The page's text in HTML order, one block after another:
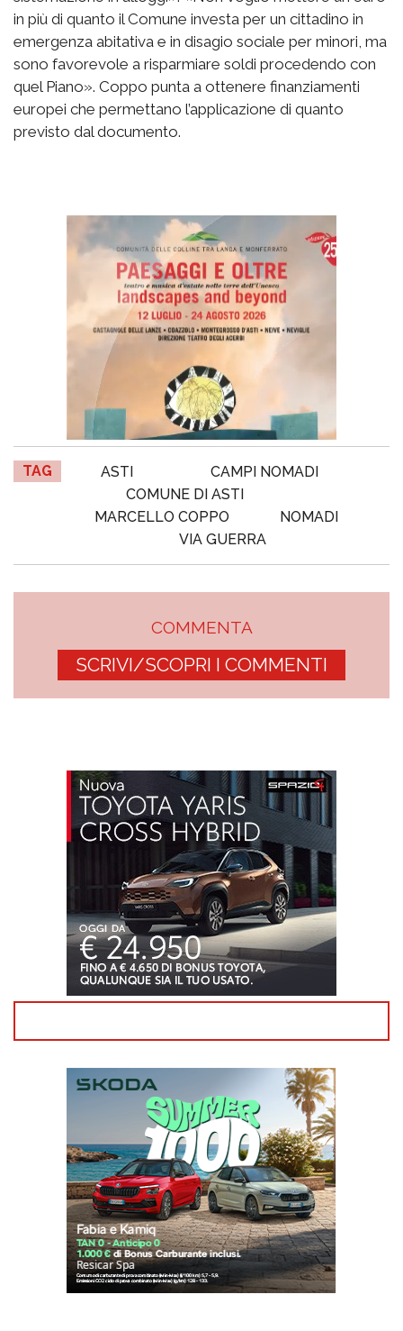
in più di quanto il Comune investa per un cittadino in
emergenza abitativa e in disagio sociale per minori, ma
sono favorevole a risparmiare soldi procedendo con
quel Piano». Coppo punta a ottenere finanziamenti
europei che permettano l’applicazione di quanto
previsto dal documento.
TAG ASTI
CAMPI NOMADI
COMUNE DI ASTI
MARCELLO COPPO
NOMADI
VIA GUERRA
COMMENTA
SCRIVI/SCOPRI I COMMENTI